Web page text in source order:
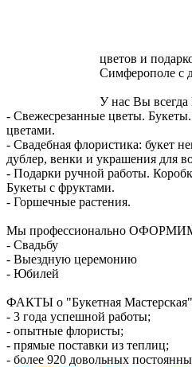
цветов и
Симферополе с
У нас Вы
- Свежесрезанные цветы.
цветами.
- Свадебная флористика: букет
дублер, венки и украшения для
- Подарки ручной работы.
Букеты с фруктами.
- Горшечные растения.
Мы профессионально
- Свадьбу
- Выездную церемонию
- Юбилей
ФАКТЫ о "Букетная
- 3 года успешной работы;
- опытные флористы;
- прямые поставки из теплиц;
- более 920 довольных